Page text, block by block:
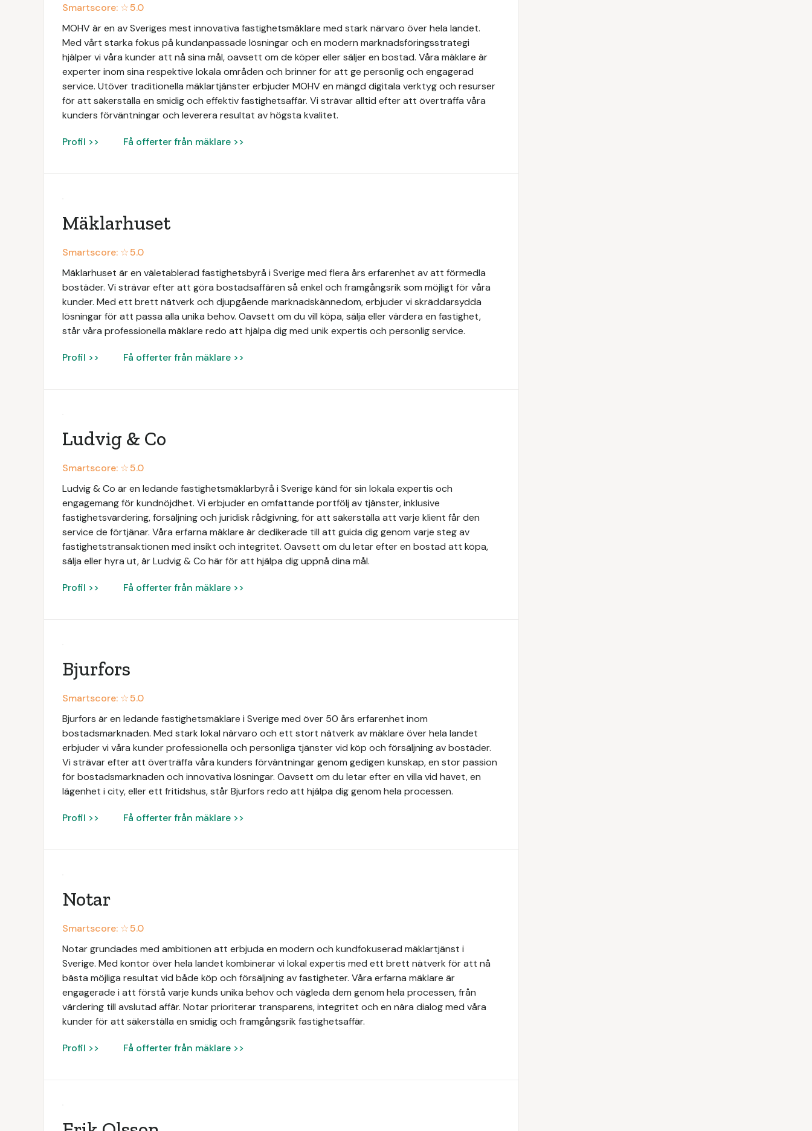
Smartscore: ☆5.0
MOHV är en av Sveriges mest innovativa fastighetsmäklare med stark närvaro över hela landet.
Med vårt starka fokus på kundanpassade lösningar och en modern marknadsföringsstrategi
hjälper vi våra kunder att nå sina mål, oavsett om de köper eller säljer en bostad. Våra mäklare är
experter inom sina respektive lokala områden och brinner för att ge personlig och engagerad
service. Utöver traditionella mäklartjänster erbjuder MOHV en mängd digitala verktyg och resurser
för att säkerställa en smidig och effektiv fastighetsaffär. Vi strävar alltid efter att överträffa våra
kunders förväntningar och leverera resultat av högsta kvalitet.
Profil >> Få offerter från mäklare >>
Mäklarhuset
Smartscore: ☆5.0
Mäklarhuset är en väletablerad fastighetsbyrå i Sverige med flera års erfarenhet av att förmedla
bostäder. Vi strävar efter att göra bostadsaffären så enkel och framgångsrik som möjligt för våra
kunder. Med ett brett nätverk och djupgående marknadskännedom, erbjuder vi skräddarsydda
lösningar för att passa alla unika behov. Oavsett om du vill köpa, sälja eller värdera en fastighet,
står våra professionella mäklare redo att hjälpa dig med unik expertis och personlig service.
Profil >> Få offerter från mäklare >>
Ludvig & Co
Smartscore: ☆5.0
Ludvig & Co är en ledande fastighetsmäklarbyrå i Sverige känd för sin lokala expertis och
engagemang för kundnöjdhet. Vi erbjuder en omfattande portfölj av tjänster, inklusive
fastighetsvärdering, försäljning och juridisk rådgivning, för att säkerställa att varje klient får den
service de förtjänar. Våra erfarna mäklare är dedikerade till att guida dig genom varje steg av
fastighetstransaktionen med insikt och integritet. Oavsett om du letar efter en bostad att köpa,
sälja eller hyra ut, är Ludvig & Co här för att hjälpa dig uppnå dina mål.
Profil >> Få offerter från mäklare >>
Bjurfors
Smartscore: ☆5.0
Bjurfors är en ledande fastighetsmäklare i Sverige med över 50 års erfarenhet inom
bostadsmarknaden. Med stark lokal närvaro och ett stort nätverk av mäklare över hela landet
erbjuder vi våra kunder professionella och personliga tjänster vid köp och försäljning av bostäder.
Vi strävar efter att överträffa våra kunders förväntningar genom gedigen kunskap, en stor passion
för bostadsmarknaden och innovativa lösningar. Oavsett om du letar efter en villa vid havet, en
lägenhet i city, eller ett fritidshus, står Bjurfors redo att hjälpa dig genom hela processen.
Profil >> Få offerter från mäklare >>
Notar
Smartscore: ☆5.0
Notar grundades med ambitionen att erbjuda en modern och kundfokuserad mäklartjänst i
Sverige. Med kontor över hela landet kombinerar vi lokal expertis med ett brett nätverk för att nå
bästa möjliga resultat vid både köp och försäljning av fastigheter. Våra erfarna mäklare är
engagerade i att förstå varje kunds unika behov och vägleda dem genom hela processen, från
värdering till avslutad affär. Notar prioriterar transparens, integritet och en nära dialog med våra
kunder för att säkerställa en smidig och framgångsrik fastighetsaffär.
Profil >> Få offerter från mäklare >>